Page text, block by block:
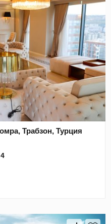
Трабзон, Турция
4